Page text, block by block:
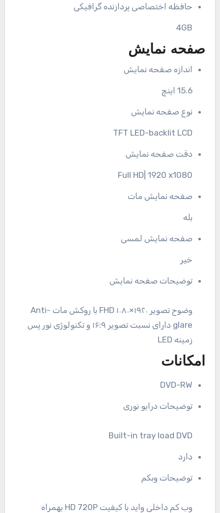
حافظه اختصاصی پردازنده گرافیکی
4GB
صفحه نمایش
اندازه صفحه نمایش
15.6 اینچ
نوع صفحه نمایش
TFT LED-backlit LCD
دقت صفحه نمایش
Full HD| 1920 x1080
صفحه نمایش مات
بله
صفحه نمایش لمسی
خیر
توضیحات صفحه نمایش
وضوح تصویر ۱۹۲۰×۱۰۸۰ FHD با روکش مات Anti-
glare دارای نسبت تصویر ۱۶:۹ و تکنولوژی نور پس
زمینه LED
امکانات
DVD-RW
توضیحات درایو نوری
Built-in tray load DVD
دارد
توضیحات وبکم
وب کم داخلی واید با کیفیت HD 720P بهمراه